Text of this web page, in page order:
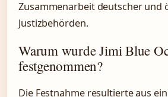
Zusammenarbeit deutscher und
Justizbehörden.
Warum wurde Jimi Blue
festgenommen?
Die Festnahme resultierte aus